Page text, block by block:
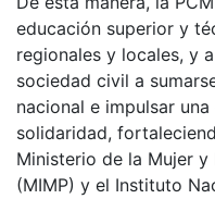
educación superior y
regionales y locales, y
sociedad civil a
nacional e impulsar
solidaridad,
Ministerio de la Mujer y
(MIMP) y el Instituto